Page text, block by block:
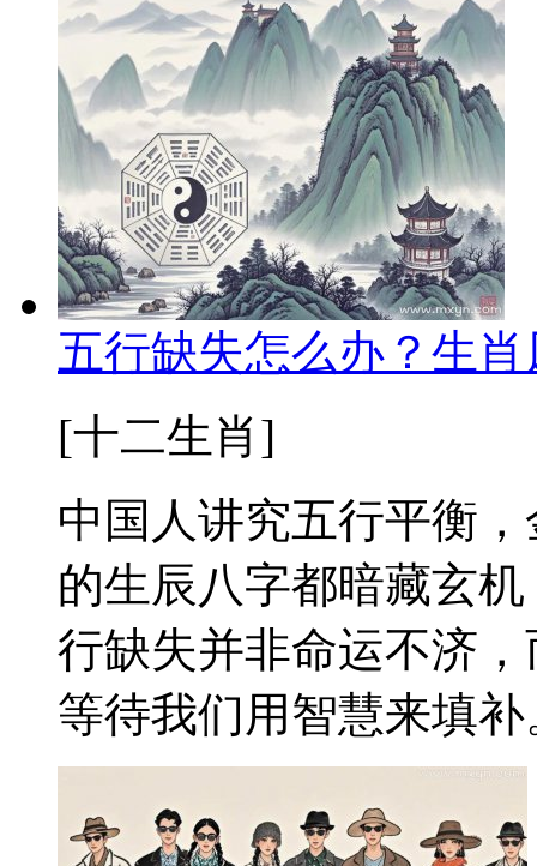
五行缺失怎么办？生
[十二生肖]
中国人讲究五行平衡
的生辰八字都暗藏玄
行缺失并非命运不济
等待我们用智慧来填